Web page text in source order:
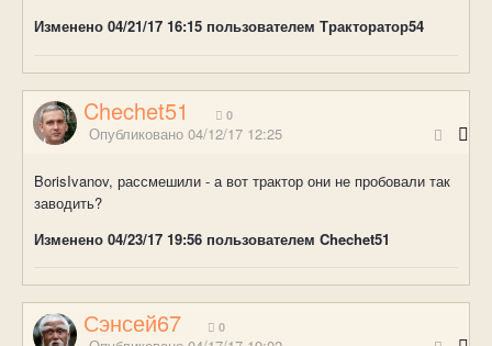
Изменено 04/21/17 16:15 пользователем Тракторатор54
Chechet51 0
Опубликовано 04/12/17 12:25
BorisIvanov, рассмешили - а вот трактор они не пробовали так
заводить?
Изменено 04/23/17 19:56 пользователем Chechet51
Сэнсей67 0